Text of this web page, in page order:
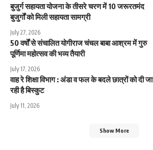
बुजुर्ग सहायता योजना के तीसरे चरण में 10 जरूरतमंद
बुजुर्गों को मिली सहायता सामग्री
July 27, 2026
50 वर्षों से संचालित योगीराज चंचल बाबा आश्रम में गुरु
पूर्णिमा महोत्सव की भव्य तैयारी
July 17, 2026
वाह रे शिक्षा विभाग : अंडा व फल के बदले छात्रों को दी जा
रही है बिस्कुट
July 11, 2026
Show More